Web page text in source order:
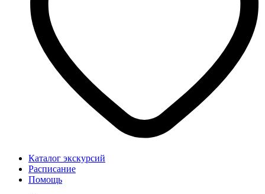
Каталог экскурсий
Расписание
Помощь